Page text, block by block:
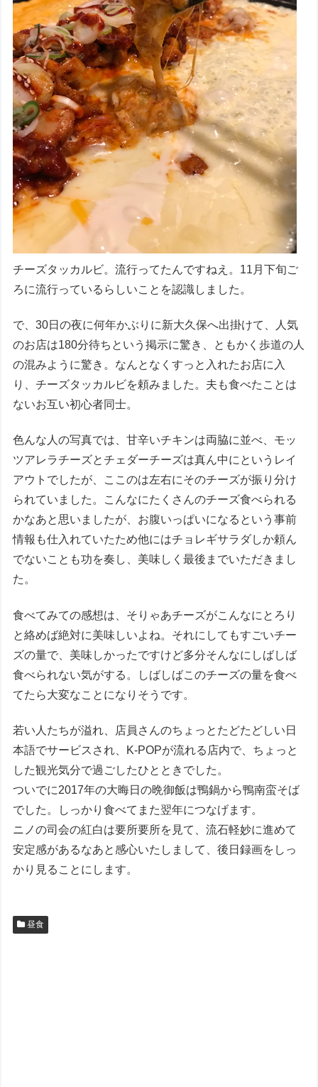
チーズタッカルビ。流行ってたんですねえ。11月下旬ご
ろに流行っているらしいことを認識しました。
で、30日の夜に何年かぶりに新大久保へ出掛けて、人気
のお店は180分待ちという掲示に驚き、ともかく歩道の人
の混みように驚き。なんとなくすっと入れたお店に入
り、チーズタッカルビを頼みました。夫も食べたことは
ないお互い初心者同士。
色んな人の写真では、甘辛いチキンは両脇に並べ、モッ
ツアレラチーズとチェダーチーズは真ん中にというレイ
アウトでしたが、ここのは左右にそのチーズが振り分け
られていました。こんなにたくさんのチーズ食べられる
かなあと思いましたが、お腹いっぱいになるという事前
情報も仕入れていたため他にはチョレギサラダしか頼ん
でないことも功を奏し、美味しく最後までいただきまし
た。
食べてみての感想は、そりゃあチーズがこんなにとろり
と絡めば絶対に美味しいよね。それにしてもすごいチー
ズの量で、美味しかったですけど多分そんなにしばしば
食べられない気がする。しばしばこのチーズの量を食べ
てたら大変なことになりそうです。
若い人たちが溢れ、店員さんのちょっとたどたどしい日
本語でサービスされ、K-POPが流れる店内で、ちょっと
した観光気分で過ごしたひとときでした。
ついでに2017年の大晦日の晩御飯は鴨鍋から鴨南蛮そば
でした。しっかり食べてまた翌年につなげます。
ニノの司会の紅白は要所要所を見て、流石軽妙に進めて
安定感があるなあと感心いたしまして、後日録画をしっ
かり見ることにします。
昼食